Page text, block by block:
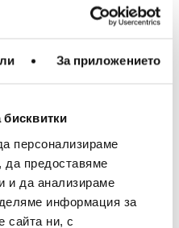
За приложението
персонализираме
да предоставяме
и да анализираме
информация за
сайта ни, с
МЕБЕЛИ ЗА ДОМА И
ЗА МАСАТА
ТЕКСТИЛ ЗА ДОМА
АРОМАТИ ЗА ДОМА
BACCARAT
TOM DIXON
MICHAEL ARAM